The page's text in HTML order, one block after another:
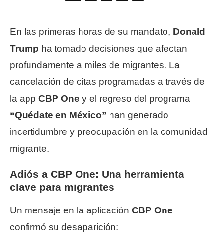
En las primeras horas de su mandato, Donald
Trump ha tomado decisiones que afectan
profundamente a miles de migrantes. La
cancelación de citas programadas a través de
la app CBP One y el regreso del programa
“Quédate en México” han generado
incertidumbre y preocupación en la comunidad
migrante.
Adiós a CBP One: Una herramienta
clave para migrantes
Un mensaje en la aplicación CBP One
confirmó su desaparición: